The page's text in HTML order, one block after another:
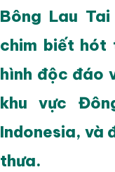
Bông Lau
chim biết hót
hình độc đáo
khu vực
Indonesia, và
thưa.